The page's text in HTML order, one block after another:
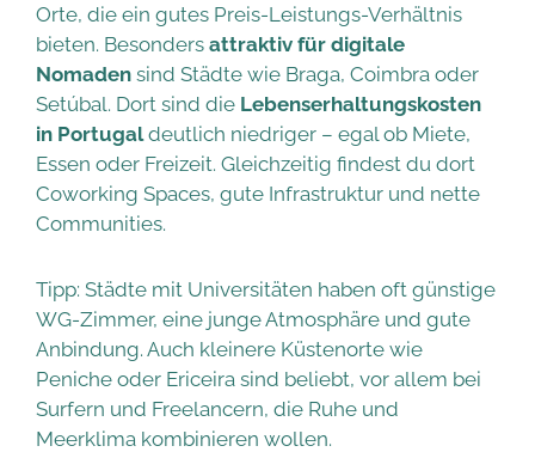
Orte, die ein gutes Preis-Leistungs-Verhältnis
bieten. Besonders attraktiv für digitale
Nomaden sind Städte wie Braga, Coimbra oder
Setúbal. Dort sind die Lebenserhaltungskosten
in Portugaldeutlich niedriger – egal ob Miete,
Essen oder Freizeit. Gleichzeitig findest du dort
Coworking Spaces, gute Infrastruktur und nette
Communities.
Tipp: Städte mit Universitäten haben oft günstige
WG-Zimmer, eine junge Atmosphäre und gute
Anbindung. Auch kleinere Küstenorte wie
Peniche oder Ericeira sind beliebt, vor allem bei
Surfern und Freelancern, die Ruhe und
Meerklima kombinieren wollen.